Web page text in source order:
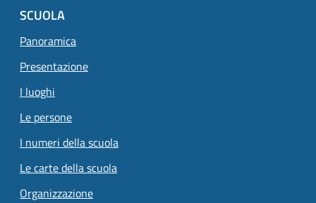
SCUOLA
Panoramica
Presentazione
I luoghi
Le persone
I numeri della scuola
Le carte della scuola
Organizzazione